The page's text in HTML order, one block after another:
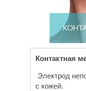
Контактная
Электрод
с кожей.